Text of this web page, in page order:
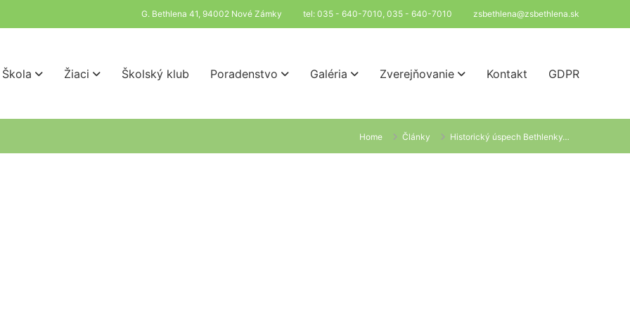
G. Bethlena 41, 94002 Nové Zámky tel: 035 - 640-7010, 035 - 640-7010 zsbethlena@zsbethlena.sk
Škola Žiaci Školský klub Poradenstvo Galéria Zverejňovanie Kontakt GDPR
Home Články Historický úspech Bethlenky…